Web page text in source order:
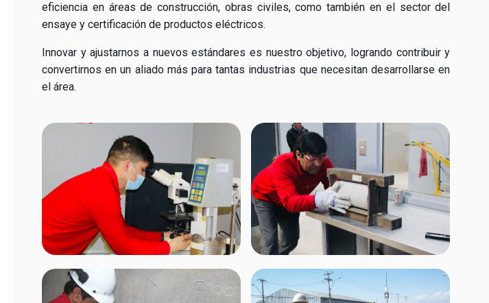
eficiencia en áreas de construcción, obras civiles, como también en el sector del
ensaye y certificación de productos eléctricos.
Innovar y ajustarnos a nuevos estándares es nuestro objetivo, logrando contribuir y
convertirnos en un aliado más para tantas industrias que necesitan desarrollarse en
el área.